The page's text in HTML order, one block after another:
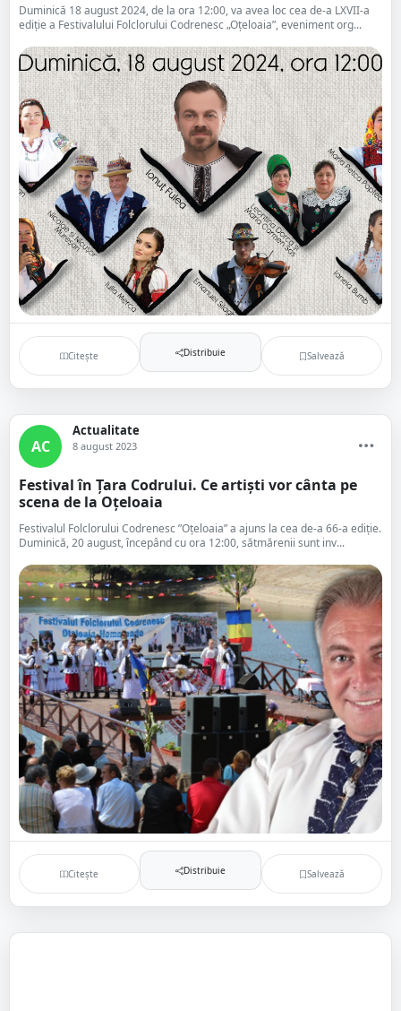
Duminică 18 august 2024, de la ora 12:00, va avea loc cea de-a LXVII-a
ediție a Festivalului Folclorului Codrenesc „Oțeloaia”, eveniment org...
Citește Distribuie Salvează
AC
Actualitate
8 august 2023
Festival în Țara Codrului. Ce artiști vor cânta pe
scena de la Oțeloaia
Festivalul Folclorului Codrenesc ”Oțeloaia” a ajuns la cea de-a 66-a ediție.
Duminică, 20 august, începând cu ora 12:00, sătmărenii sunt inv...
Citește Distribuie Salvează